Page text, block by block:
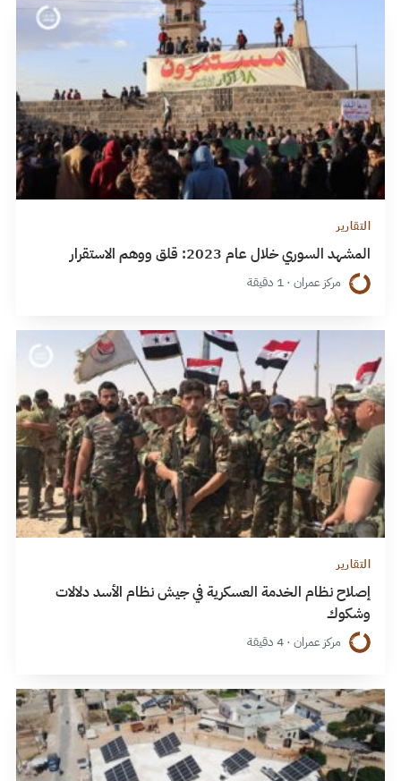
التقارير
المشهد السوري خلال عام 2023: قلق ووهم الاستقرار
مركز عمران · 1 دقيقة
التقارير
إصلاح نظام الخدمة العسكرية في جيش نظام الأسد دلالات
وشكوك
مركز عمران · 4 دقيقة